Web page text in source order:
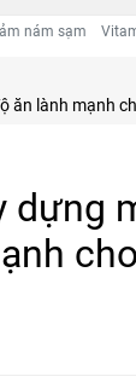
nám sạm
ăn lành mạnh
dựng